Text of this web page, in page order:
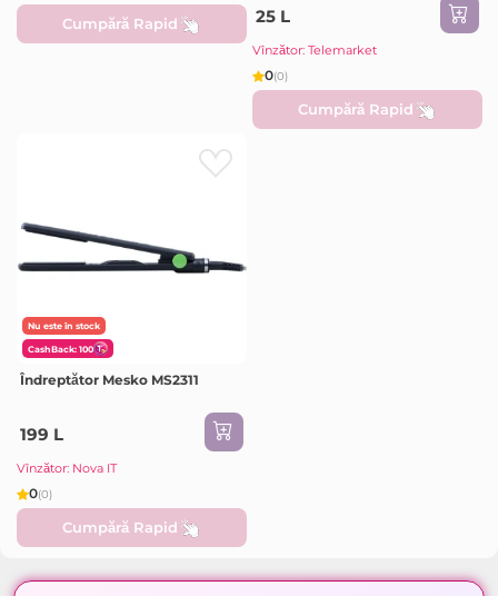
Cumpără Rapid 25 L
Vînzător: Telemarket
0(0)
Cumpără Rapid
Nu este în stock
CashBack: 100
Îndreptător Mesko MS2311
199 L
Vînzător: Nova IT
0(0)
Cumpără Rapid